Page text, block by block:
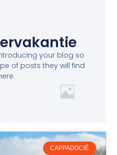
your blog so
of posts they will find
CAPPADOCIË